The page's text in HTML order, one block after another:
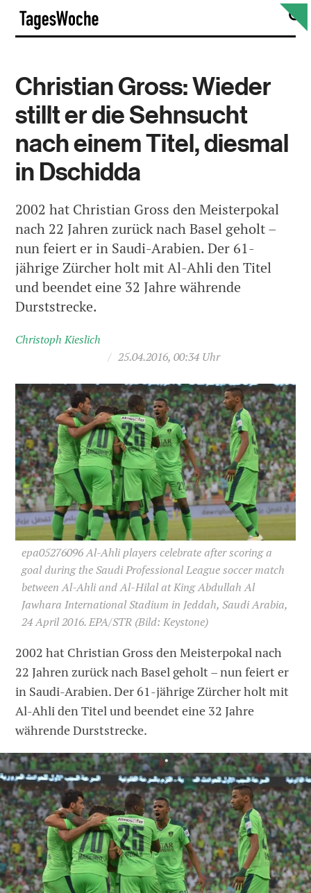
Skip
content
Christian Gross: Wieder
stillt er die Sehnsucht
nach einem Titel, diesmal
in Dschidda
2002 hat Christian Gross den Meisterpokal
nach 22 Jahren zurück nach Basel geholt –
nun feiert er in Saudi-Arabien. Der 61-
jährige Zürcher holt mit Al-Ahli den Titel
und beendet eine 32 Jahre währende
Durststrecke.
Christoph Kieslich
/ 25.04.2016, 00:34 Uhr
epa05276096 Al-Ahli players celebrate after scoring a
goal during the Saudi Professional League soccer match
between Al-Ahli and Al-Hilal at King Abdullah Al
Jawhara International Stadium in Jeddah, Saudi Arabia,
24 April 2016. EPA/STR (Bild: Keystone)
2002 hat Christian Gross den Meisterpokal nach
22 Jahren zurück nach Basel geholt – nun feiert er
in Saudi-Arabien. Der 61-jährige Zürcher holt mit
Al-Ahli den Titel und beendet eine 32 Jahre
währende Durststrecke.